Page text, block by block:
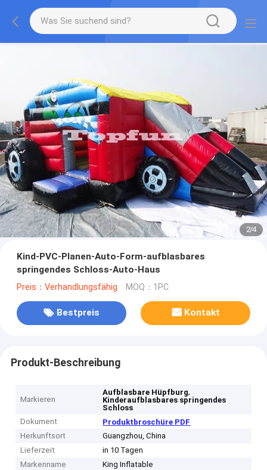
2/4
Kind-PVC-Planen-Auto-Form-aufblasbares
springendes Schloss-Auto-Haus
Preis：Verhandlungsfähig MOQ：1PC
Bestpreis Kontakt
Produkt-Beschreibung
Markieren
Aufblasbare Hüpfburg,
Kinderaufblasbares springendes
Schloss
Dokument
Produktbroschüre PDF
Herkunftsort
Guangzhou, China
Lieferzeit
in 10 Tagen
Markenname
King Inflatable